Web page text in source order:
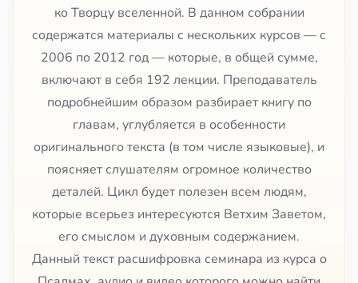
ко Творцу вселенной. В данном собрании
содержатся материалы с нескольких курсов — с
2006 по 2012 год — которые, в общей сумме,
включают в себя 192 лекции. Преподаватель
подробнейшим образом разбирает книгу по
главам, углубляется в особенности
оригинального текста (в том числе языковые), и
поясняет слушателям огромное количество
деталей. Цикл будет полезен всем людям,
которые всерьез интересуются Ветхим Заветом,
его смыслом и духовным содержанием.
Данный текст расшифровка семинара из курса о